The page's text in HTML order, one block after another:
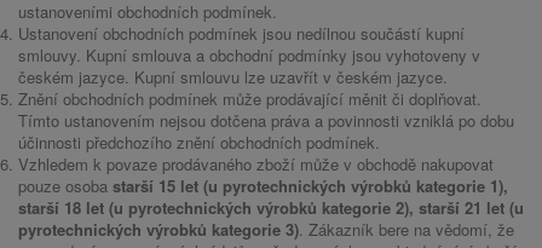
ustanoveními obchodních podmínek.
Ustanovení obchodních podmínek jsou nedílnou součástí kupní
smlouvy. Kupní smlouva a obchodní podmínky jsou vyhotoveny v
českém jazyce. Kupní smlouvu lze uzavřít v českém jazyce.
Znění obchodních podmínek může prodávající měnit či doplňovat.
Tímto ustanovením nejsou dotčena práva a povinnosti vzniklá po dobu
účinnosti předchozího znění obchodních podmínek.
Vzhledem k povaze prodávaného zboží může v obchodě nakupovat
pouze osoba starší 15 let (u pyrotechnických výrobků kategorie 1),
starší 18 let (u pyrotechnických výrobků kategorie 2), starší 21 let (u
pyrotechnických výrobků kategorie 3) . Zákazník bere na vědomí, že